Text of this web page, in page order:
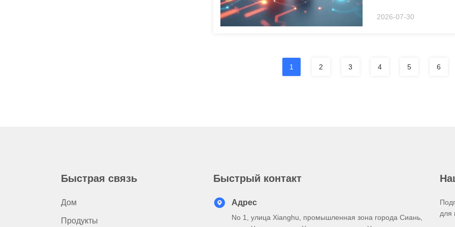
с двухшрубовой
2026-07-30
1 2 3 4 5 6
Быстрая связь
Дом
Продукты
Быстрый контакт
Адрес
No 1, улица Xianghu, промышленная зона города Сиань,
для